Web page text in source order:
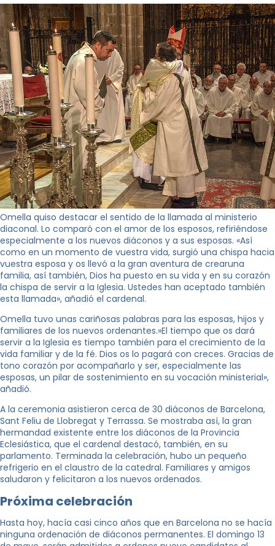
Omella quiso destacar el sentido de la llamada al ministerio
diaconal. Lo comparó con el amor de los esposos, refiriéndose
especialmente a los nuevos diáconos y a sus esposas. «Así
como en un momento de vuestra vida, surgió una chispa hacia
vuestra esposa y os llevó a la gran aventura de crearuna
familia, así también, Dios ha puesto en su vida y en su corazón
la chispa de servir a la Iglesia. Ustedes han aceptado también
esta llamada», añadió el cardenal.
Omella tuvo unas cariñosas palabras para las esposas, hijos y
familiares de los nuevos ordenantes.»El tiempo que os dará
servir a la Iglesia es tiempo también para el crecimiento de la
vida familiar y de la fé. Dios os lo pagará con creces. Gracias de
tono corazón por acompañarlo y ser, especialmente las
esposas, un pilar de sostenimiento en su vocación ministerial»,
añadió.
A la ceremonia asistieron cerca de 30 diáconos de Barcelona, ​​
Sant Feliu de Llobregat y Terrassa. Se mostraba así, la gran
hermandad existente entre los diáconos de la Provincia
Eclesiástica, que el cardenal destacó, también, en su
parlamento. Terminada la celebración, hubo un pequeño
refrigerio en el claustro de la catedral. Familiares y amigos
saludaron y felicitaron a los nuevos ordenados.
Próxima celebración
Hasta hoy, hacía casi cinco años que en Barcelona no se hacía
ninguna ordenación de diáconos permanentes. El domingo 13